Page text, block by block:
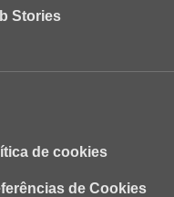
Stories
de cookies
de Cookies